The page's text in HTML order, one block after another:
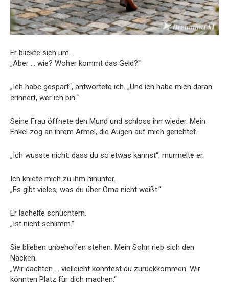
Er blickte sich um.
„Aber … wie? Woher kommt das Geld?“
„Ich habe gespart“, antwortete ich. „Und ich habe mich daran
erinnert, wer ich bin.“
Seine Frau öffnete den Mund und schloss ihn wieder. Mein
Enkel zog an ihrem Ärmel, die Augen auf mich gerichtet.
„Ich wusste nicht, dass du so etwas kannst“, murmelte er.
Ich kniete mich zu ihm hinunter.
„Es gibt vieles, was du über Oma nicht weißt.“
Er lächelte schüchtern.
„Ist nicht schlimm.“
Sie blieben unbeholfen stehen. Mein Sohn rieb sich den
Nacken.
„Wir dachten … vielleicht könntest du zurückkommen. Wir
könnten Platz für dich machen.“